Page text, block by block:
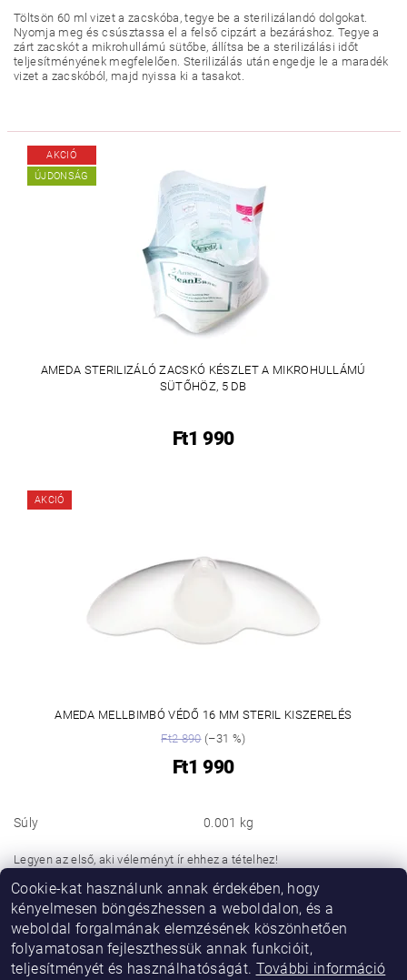
Töltsön 60 ml vizet a zacskóba, tegye be a sterilizálandó dolgokat.
Nyomja meg és csúsztassa el a felső cipzárt a bezáráshoz. Tegye a
zárt zacskót a mikrohullámú sütőbe, állítsa be a sterilizálási időt
teljesítményének megfelelően. Sterilizálás után engedje le a maradék
vizet a zacskóból, majd nyissa ki a tasakot.
AKCIÓ
ÚJDONSÁG
AMEDA STERILIZÁLÓ ZACSKÓ KÉSZLET A MIKROHULLÁMÚ
SÜTŐHÖZ, 5 DB
Ft1 990
AKCIÓ
AMEDA MELLBIMBÓ VÉDŐ 16 MM STERIL KISZERELÉS
Ft2 890(–31 %)
Ft1 990
Súly 0.001 kg
Legyen az első, aki véleményt ír ehhez a tételhez!
Hozzászólás hozzáadása
Cookie-kat használunk annak érdekében, hogy
kényelmesen böngészhessen a weboldalon, és a
weboldal forgalmának elemzésének köszönhetően
folyamatosan fejleszthessük annak funkcióit,
teljesítményét és használhatóságát. További információ